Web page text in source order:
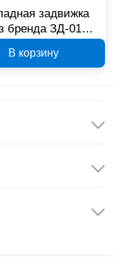
1
1
задвижка
бренда ЗД-01
В корзину